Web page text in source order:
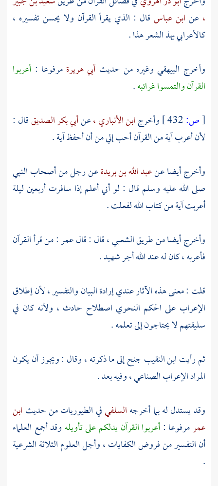
،عن ابن عباس قال : الذي يقرأ القرآن ولا يحسن تفسيره ،
كالأعرابي يهذ الشعر هذا .
وأخرج البيهقي وغيره من حديث أبي هريرةمرفوعا : أعربوا
القرآن والتمسوا غرائبه.
[ص: وأخرجابن الأنباري ،عنأبي بكر الصديققال :
لأن أعرب آية من القرآن أحب إلي من أن أحفظ آية .
وأخرج أيضا عنعبد الله بن بريدةعن رجل من أصحاب النبي
صلى الله عليه وسلم قال : لو أني أعلم إذا سافرت أربعين ليلة
أعربت آية من كتاب الله لفعلت .
وأخرج أيضا منطريق الشعبي ،قال : قالعمر: من قرأ القرآن
فأعربه ، كان له عند الله أجر شهيد .
قلت : معنى هذه الآثار عندي إرادة البيان والتفسير ، لأن إطلاق
الإعراب على الحكم النحوي اصطلاح حادث ، ولأنه كان في
سليقتهم لا يحتاجون إلى تعلمه .
ثم رأيتابن النقيبجنح إلى ما ذكرته ، وقال : ويجوز أن يكون
المراد الإعراب الصناعي ، وفيه بعد .
وقد يستدل له بما أخرجهالسلفيفي الطيوريات من حديث ابن
عمرمرفوعا :أعربوا القرآن يدلكم على تأويله وقد أجمع العلماء
أن التفسير من فروض الكفايات ، وأجل العلوم الثلاثة الشرعية
.